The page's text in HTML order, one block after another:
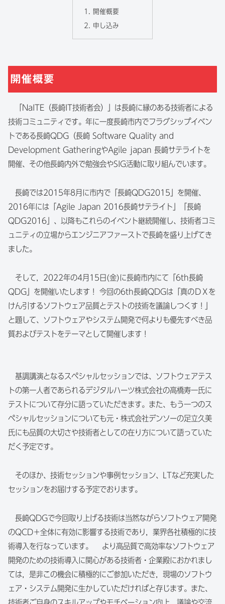
開催概要
申し込み
開催概要
「NaITE（長崎IT技術者会）」は長崎に縁のある技術者による
技術コミュニティです。年に一度長崎市内でフラグシップイベン
トである長崎QDG（長崎 Software Quality and
Development GatheringやAgile japan 長崎サテライトを
開催、その他長崎内外で勉強会やSIG活動に取り組んでいます。
長崎では2015年8月に市内で「長崎QDG2015」を開催、
2016年には「Agile Japan 2016長崎サテライト」「長崎
QDG2016」、以降もこれらのイベント継続開催し、技術者コミ
ュニティの立場からエンジニアファーストで長崎を盛り上げてき
ました。
そして，2022年の4月15日(金)に長崎市内にて「6th長崎
QDG」を開催いたします！ 今回の6th長崎QDGは「真のＤＸを
けん引するソフトウェア品質とテストの技術を議論しつくす！」
と題して、ソフトウェアやシステム開発で何よりも優先すべき品
質およびテストをテーマとして開催します！
基調講演となるスペシャルセッションでは、ソフトウェアテス
トの第一人者であられるデジタルハーツ株式会社の高橋寿一氏に
テストについて存分に語っていただきます。また、もう一つのス
ペシャルセッションについても元・株式会社デンソーの足立久美
氏にも品質の大切さや技術者としての在り方について語っていた
だく予定です。
そのほか、技術セッションや事例セッション、LTなど充実した
セッションをお届けする予定でおります。
長崎QDGで今回取り上げる技術は当然ながらソフトウェア開発
のQCD＋全体に有効に影響する技術であり，業界各社積極的に技
術導入を行なっています。 より高品質で高効率なソフトウェア
開発のための技術導入に関心がある技術者・企業殿におかれまし
ては，是非この機会に積極的にご参加いただき，現場のソフトウ
ェア・システム開発に生かしていただければと存じます。また、